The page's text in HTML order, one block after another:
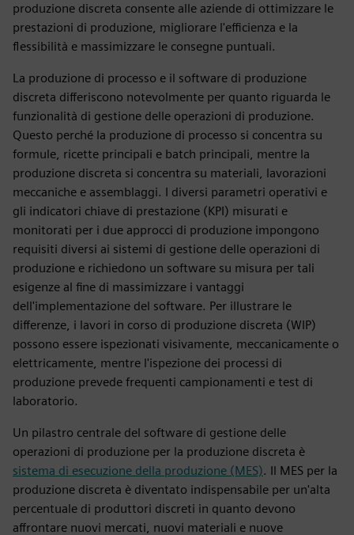
produzione discreta consente alle aziende di ottimizzare le
prestazioni di produzione, migliorare l'efficienza e la
flessibilità e massimizzare le consegne puntuali.
La produzione di processo e il software di produzione
discreta differiscono notevolmente per quanto riguarda le
funzionalità di gestione delle operazioni di produzione.
Questo perché la produzione di processo si concentra su
formule, ricette principali e batch principali, mentre la
produzione discreta si concentra su materiali, lavorazioni
meccaniche e assemblaggi. I diversi parametri operativi e
gli indicatori chiave di prestazione (KPI) misurati e
monitorati per i due approcci di produzione impongono
requisiti diversi ai sistemi di gestione delle operazioni di
produzione e richiedono un software su misura per tali
esigenze al fine di massimizzare i vantaggi
dell'implementazione del software. Per illustrare le
differenze, i lavori in corso di produzione discreta (WIP)
possono essere ispezionati visivamente, meccanicamente o
elettricamente, mentre l'ispezione dei processi di
produzione prevede frequenti campionamenti e test di
laboratorio.
Un pilastro centrale del software di gestione delle
operazioni di produzione per la produzione discreta è
sistema di esecuzione della produzione (MES). Il MES per la
produzione discreta è diventato indispensabile per un'alta
percentuale di produttori discreti in quanto devono
affrontare nuovi mercati, nuovi materiali e nuove